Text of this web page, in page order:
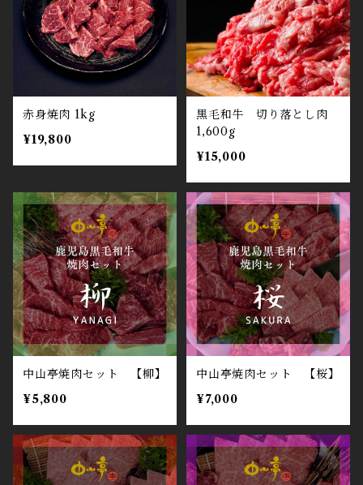
赤身焼肉 1kg
¥19,800
黒毛和牛 切り落とし肉
1,600g
¥15,000
中山亭焼肉セット 【柳】
¥5,800
中山亭焼肉セット 【桜】
¥7,000